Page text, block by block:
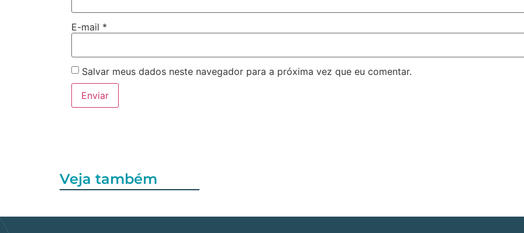
E-mail *
Salvar meus dados neste navegador para a próxima vez que eu comentar.
Veja também